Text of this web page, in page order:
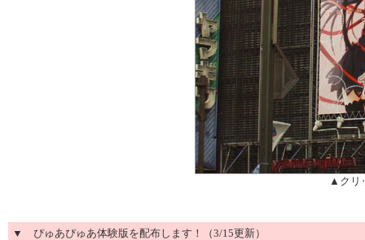
▲クリ
▼ ぴゅあぴゅあ体験版を配布します！（3/15更新）